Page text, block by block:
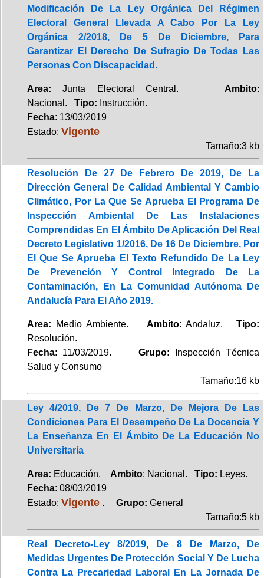
Modificación De La Ley Orgánica Del Régimen
Electoral General Llevada A Cabo Por La Ley
Orgánica 2/2018, De 5 De Diciembre, Para
Garantizar El Derecho De Sufragio De Todas Las
Personas Con Discapacidad.
Area: Junta Electoral Central. Ambito:
Nacional. Tipo: Instrucción.
Fecha: 13/03/2019
Estado: Vigente
Tamaño:3 kb
Resolución De 27 De Febrero De 2019, De La
Dirección General De Calidad Ambiental Y Cambio
Climático, Por La Que Se Aprueba El Programa De
Inspección Ambiental De Las Instalaciones
Comprendidas En El Ámbito De Aplicación Del Real
Decreto Legislativo 1/2016, De 16 De Diciembre, Por
El Que Se Aprueba El Texto Refundido De La Ley
De Prevención Y Control Integrado De La
Contaminación, En La Comunidad Autónoma De
Andalucía Para El Año 2019.
Area: Medio Ambiente. Ambito: Andaluz.Tipo:
Resolución.
Fecha: 11/03/2019. Grupo:
Inspección Técnica
Salud y Consumo
Tamaño:16 kb
Ley 4/2019, De 7 De Marzo, De Mejora De Las
Condiciones Para El Desempeño De La Docencia Y
La Enseñanza En El Ámbito De La Educación No
Universitaria
Area: Educación. Ambito: Nacional. Tipo: Leyes.
Fecha: 08/03/2019
Estado: Vigente . Grupo: General
Tamaño:5 kb
Real Decreto-Ley 8/2019, De 8 De Marzo, De
Medidas Urgentes De Protección Social Y De Lucha
Contra La Precariedad Laboral En La Jornada De